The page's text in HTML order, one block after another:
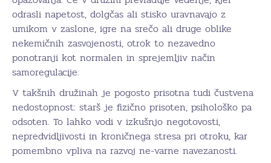
odrasli napetost, dolgčas ali stisko uravnavajo z
umikom v zaslone, igre na srečo ali druge oblike
nekemičnih zasvojenosti, otrok to nezavedno
ponotranji kot normalen in sprejemljiv način
samoregulacije.
V takšnih družinah je pogosto prisotna tudi čustvena
nedostopnost: starš je fizično prisoten, psihološko pa
odsoten. To lahko vodi v izkušnjo negotovosti,
nepredvidljivosti in kroničnega stresa pri otroku, kar
pomembno vpliva na razvoj ne-varne navezanosti.